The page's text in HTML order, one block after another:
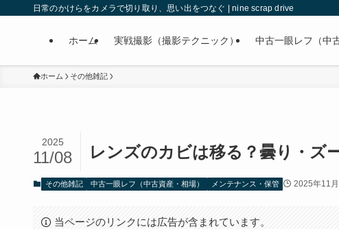
日常のかけらをカメラで切り取り、思い出をつなぐ | nine scrap drive
ホーム 実戦撮影（撮影テクニック） 中古一眼レフ（中
ホーム その他雑記
レンズのカビは移る？曇り・ズ
2025
11/08
その他雑記 中古一眼レフ（中古資産・相場） メンテナンス・保管 2025年11月
当ページのリンクには広告が含まれています。